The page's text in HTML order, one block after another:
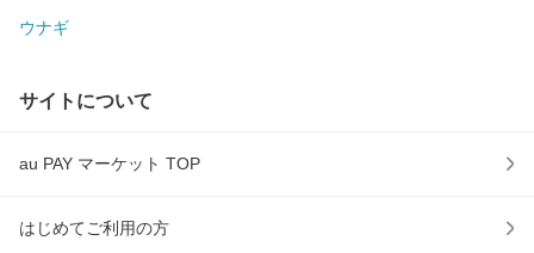
ウナギ
サイトについて
au PAY マーケット TOP
はじめてご利用の方